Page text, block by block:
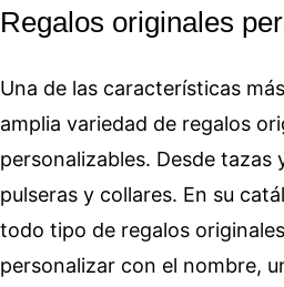
Regalos originales
Una de las características
amplia variedad de regalos
personalizables. Desde tazas
pulseras y collares. En su
todo tipo de regalos
personalizar con el nombre,